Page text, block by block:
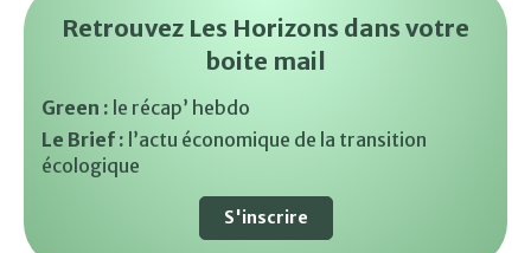
Retrouvez Les Horizons dans votre
boite mail
Green : le récap’ hebdo
Le Brief : l’actu économique de la transition
écologique
S'inscrire